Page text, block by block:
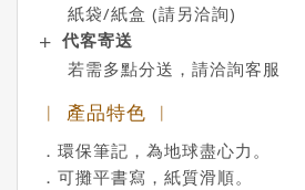
紙袋/紙盒 (請另洽詢)
代客寄送
若需多點分送，請洽詢客服
︱ 產品特色 ︱
．環保筆記，為地球盡心力。
．可攤平書寫，紙質滑順。